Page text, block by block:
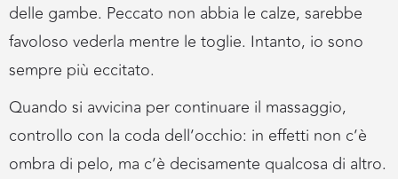
delle gambe. Peccato non abbia le calze, sarebbe
favoloso vederla mentre le toglie. Intanto, io sono
sempre più eccitato.
Quando si avvicina per continuare il massaggio,
controllo con la coda dell’occhio: in effetti non c’è
ombra di pelo, ma c’è decisamente qualcosa di altro.